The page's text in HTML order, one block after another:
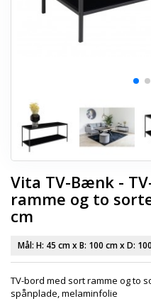
Vita TV-Bænk -
ramme og to
cm
Mål: H: 45 cmx B: 100 cmx D:
TV-bord med sort ramme og to
spånplade, melaminfolie